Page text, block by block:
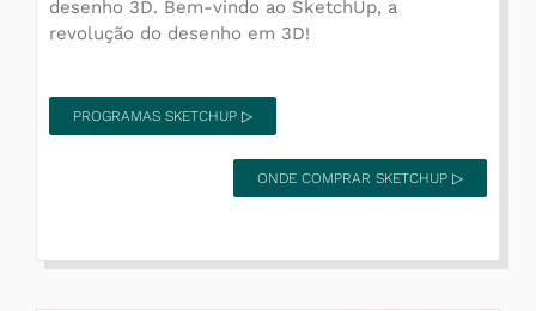
desenho 3D. Bem-vindo ao SketchUp, a
revolução do desenho em 3D!
PROGRAMAS SKETCHUP ▷
ONDE COMPRAR SKETCHUP ▷